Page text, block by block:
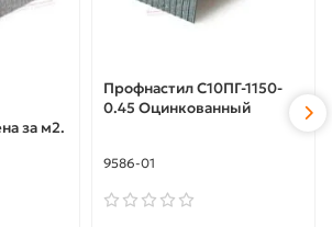
за м2.
Профнастил С10ПГ-1150-
0.45 Оцинкованный
9586-01